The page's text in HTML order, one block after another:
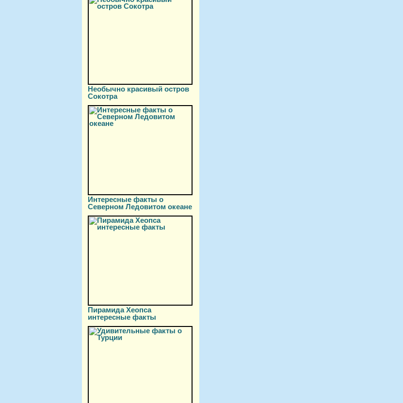
Необычно красивый остров
Сокотра
Интересные факты о
Северном Ледовитом океане
Пирамида Хеопса
интересные факты